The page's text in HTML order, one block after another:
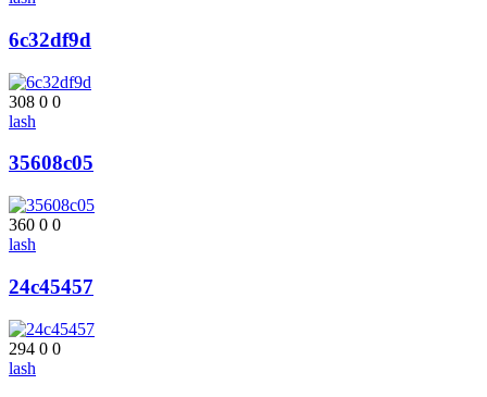
6c32df9d
308 0 0
lash
35608c05
360 0 0
lash
24c45457
294 0 0
lash